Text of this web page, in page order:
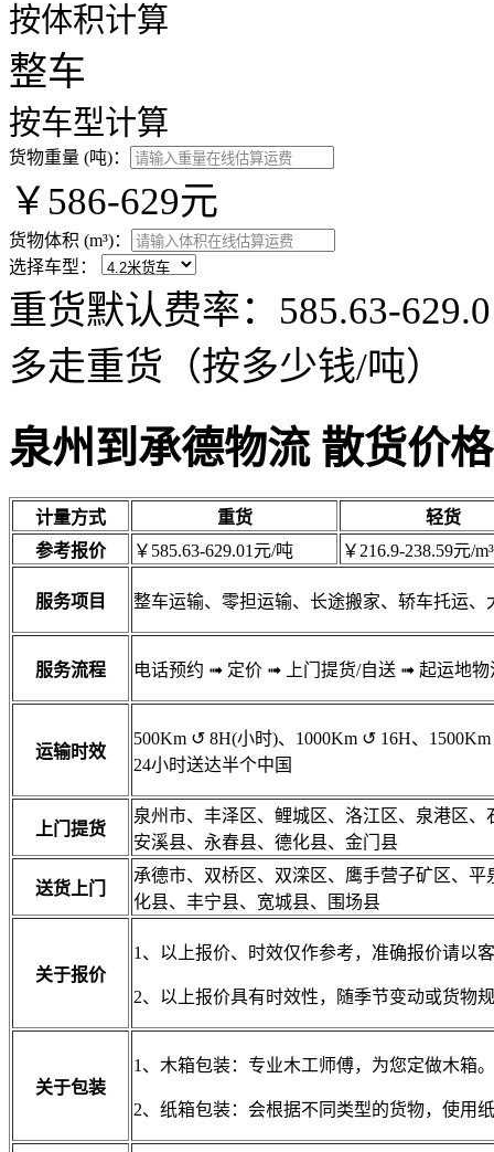
按体积计算
整车
按车型计算
货物重量 (吨)：
￥586-629元
货物体积 (m³)：
选择车型：
重货默认费率：585.63-
多走重货（按多少钱/吨）
泉州到承德物流 散货价格
计量方式 重货
轻货
参考报价
￥585.63-629.01元/吨 ￥216.9-238.59元/m³
服务项目 整车运输、零担运输、长途搬家、轿车托运
服务流程 电话预约 ➟ 定价 ➟ 上门提货/自送 ➟ 起运地
运输时效
500Km ↺ 8H(小时)、1000Km ↺ 16H、1500Km
24小时送达半个中国
上门提货
泉州市、丰泽区、鲤城区、洛江区、泉港区
安溪县、永春县、德化县、金门县
送货上门
承德市、双桥区、双滦区、鹰手营子矿区、
化县、丰宁县、宽城县、围场县
关于报价
1、以上报价、时效仅作参考，准确报价请以
2、以上报价具有时效性，随季节变动或货物
关于包装
1、木箱包装：专业木工师傅，为您定做木箱
2、纸箱包装：会根据不同类型的货物，使用